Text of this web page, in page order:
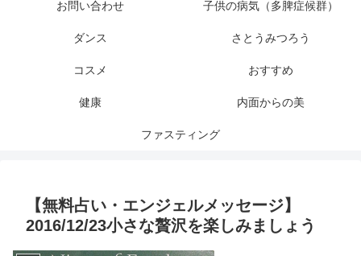
お問い合わせ 子供の病気（多脾症候群）
ダンス さとうみつろう
コスメ おすすめ
健康 内面からの美
ファスティング
【無料占い・エンジェルメッセージ】
2016/12/23小さな贅沢を楽しみましょう